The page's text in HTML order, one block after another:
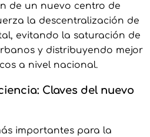
de un nuevo centro de
la descentralización de
evitando la saturación de
y distribuyendo mejor
a nivel nacional.
Claves del nuevo
importantes para la